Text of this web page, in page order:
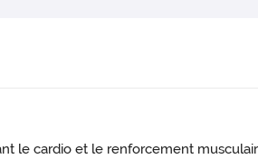
le cardio et le renforcement